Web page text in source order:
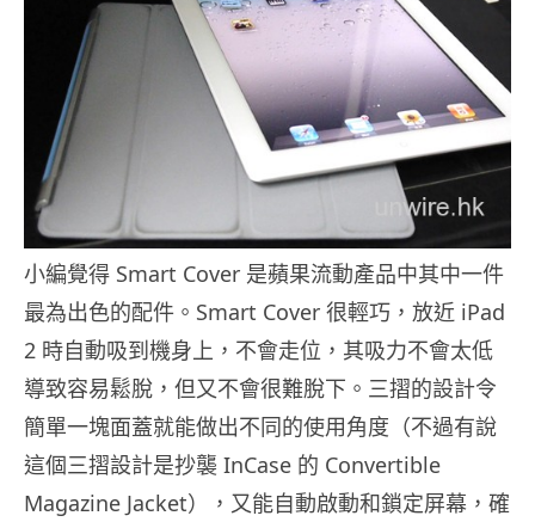
小編覺得 Smart Cover 是蘋果流動產品中其中一件
最為出色的配件。Smart Cover 很輕巧，放近 iPad
2 時自動吸到機身上，不會走位，其吸力不會太低
導致容易鬆脫，但又不會很難脫下。三摺的設計令
簡單一塊面蓋就能做出不同的使用角度（不過有說
這個三摺設計是抄襲 InCase 的 Convertible
Magazine Jacket），又能自動啟動和鎖定屏幕，確